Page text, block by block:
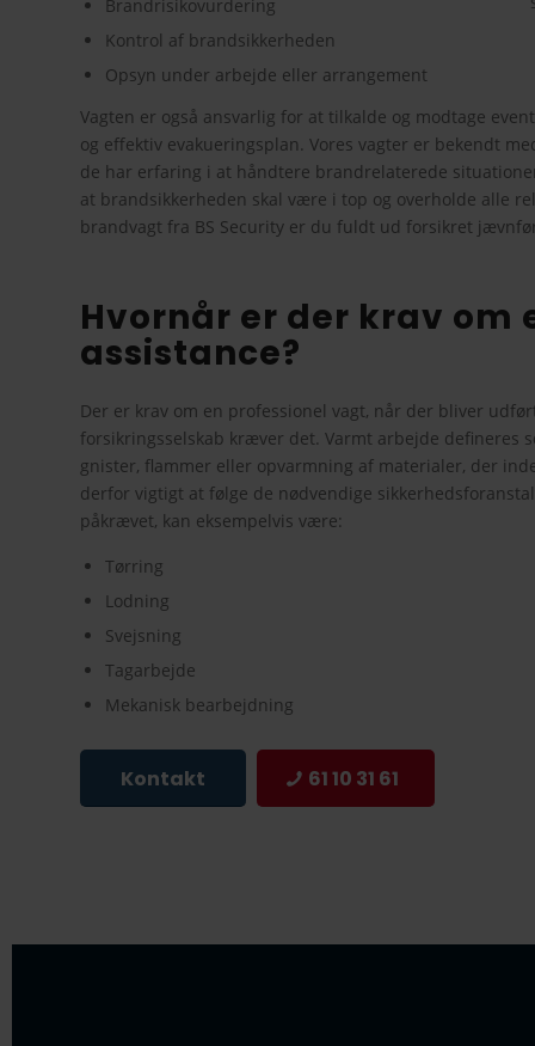
Brandrisikovurdering
Kontrol af brandsikkerheden
Opsyn under arbejde eller arrangement
Vagten er også ansvarlig for at tilkalde og modtage
og effektiv evakueringsplan. Vores vagter er bekendt
de har erfaring i at håndtere brandrelaterede
at brandsikkerheden skal være i top og overholde alle
brandvagt fra BS Security er du fuldt ud forsikret jævnfør
Hvornår er der krav om
assistance?
Der er krav om en professionel vagt, når der bliver
forsikringsselskab kræver det. Varmt arbejde defineres
gnister, flammer eller opvarmning af materialer, der
derfor vigtigt at følge de nødvendige
påkrævet, kan eksempelvis være:
Tørring
Lodning
Svejsning
Tagarbejde
Mekanisk bearbejdning
Kontakt 61 10 31 61